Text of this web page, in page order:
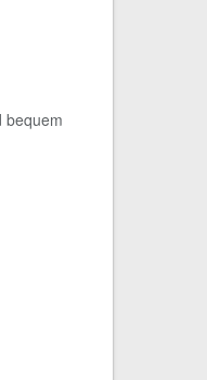
bequem